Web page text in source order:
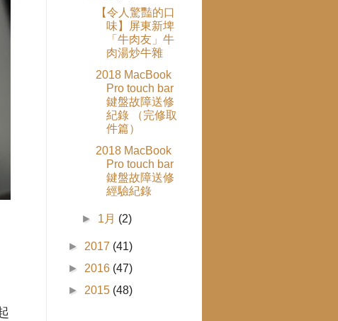
【令人驚豔的口
味】屏東新埤
「牛肉友」牛
肉湯炒牛雜
2018 MacBook
Pro touch bar
鍵盤故障送修
紀錄 （完修取
件篇）
2018 MacBook
Pro touch bar
鍵盤故障送修
經驗紀錄
► 1月 (2)
► 2017 (41)
► 2016 (47)
► 2015 (48)